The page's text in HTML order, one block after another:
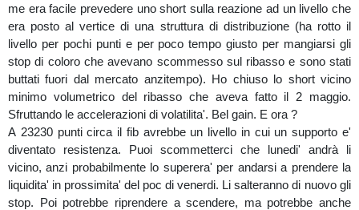
me era facile prevedere uno short sulla reazione ad un livello che
era posto al vertice di una struttura di distribuzione (ha rotto il
livello per pochi punti e per poco tempo giusto per mangiarsi gli
stop di coloro che avevano scommesso sul ribasso e sono stati
buttati fuori dal mercato anzitempo). Ho chiuso lo short vicino
minimo volumetrico del ribasso che aveva fatto il 2 maggio.
Sfruttando le accelerazioni di volatilita'. Bel gain. E ora ?
A 23230 punti circa il fib avrebbe un livello in cui un supporto e'
diventato resistenza. Puoi scommetterci che lunedi' andrà li
vicino, anzi probabilmente lo superera' per andarsi a prendere la
liquidita' in prossimita' del poc di venerdi. Li salteranno di nuovo gli
stop. Poi potrebbe riprendere a scendere, ma potrebbe anche